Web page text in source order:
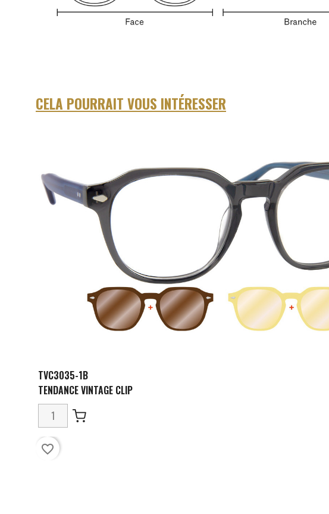
CELA POURRAIT VOUS INTÉRESSER
TVC3035-1B
TENDANCE VINTAGE CLIP
favorite_border